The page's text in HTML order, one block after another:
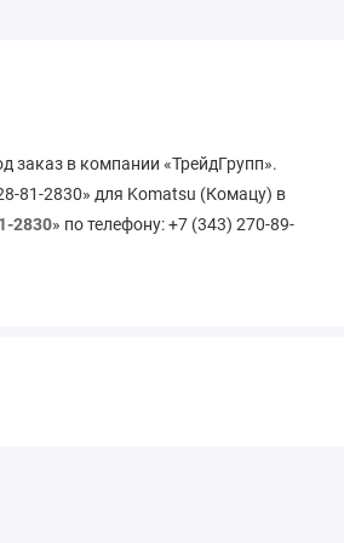
заказ в компании «ТрейдГрупп».
81-2830» для Komatsu (Комацу) в
2830» по телефону: +7 (343) 270-89-